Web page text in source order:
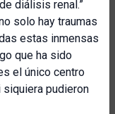
diálisis renal.”
solo hay traumas
estas inmensas
que ha sido
el único centro
pudieron